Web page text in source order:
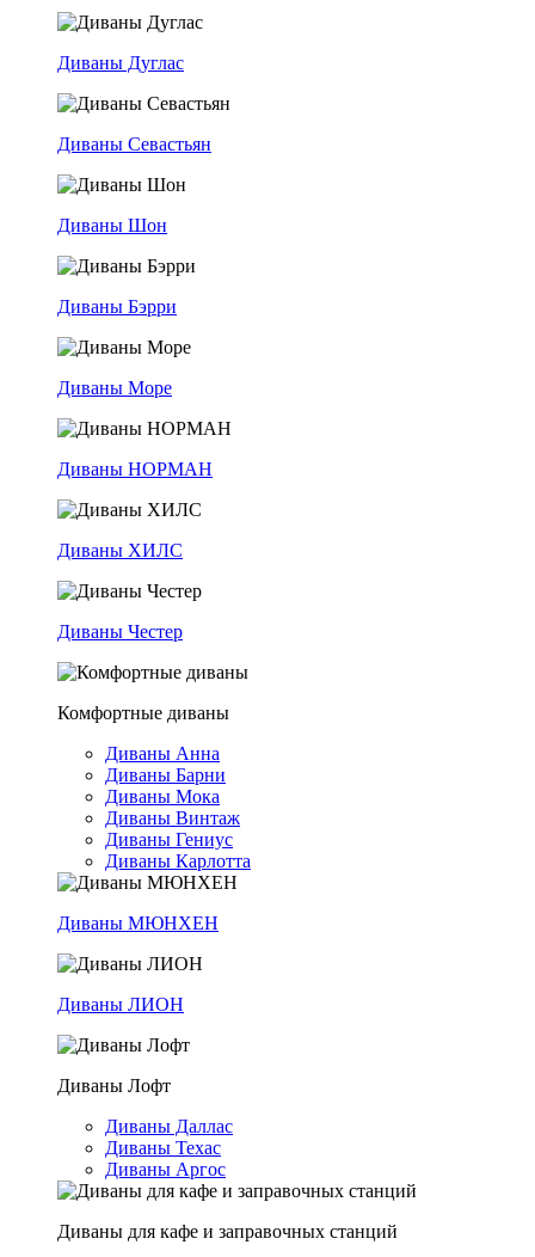
Диваны Дуглас
Диваны Севастьян
Диваны Шон
Диваны Бэрри
Диваны Море
Диваны НОРМАН
Диваны ХИЛС
Диваны Честер
Комфортные диваны
Диваны Анна
Диваны Барни
Диваны Мока
Диваны Винтаж
Диваны Гениус
Диваны Карлотта
Диваны МЮНХЕН
Диваны ЛИОН
Диваны Лофт
Диваны Даллас
Диваны Техас
Диваны Аргос
Диваны для кафе и заправочных станций